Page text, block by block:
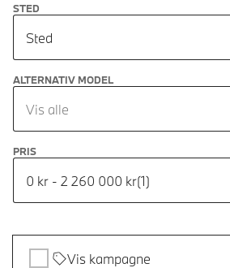
STED
Sted
ALTERNATIV MODEL
Vis alle
PRIS
0 kr - 2 260 000 kr(1)
Vis kampagne